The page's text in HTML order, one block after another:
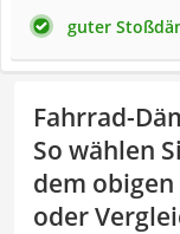
guter
Fahrrad-
So wählen
dem
oder